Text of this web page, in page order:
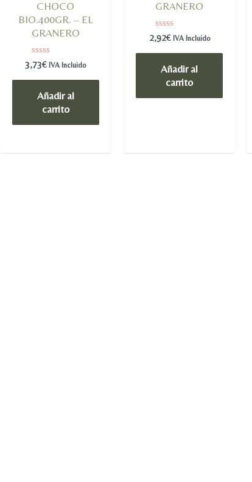
CHOCO
BIO.400GR. – EL
GRANERO
Valorado
en
0
3,73€ IVA Incluido
Añadir al
carrito
GRANERO
Valorado
en
0
2,92€ IVA Incluido
Añadir al
carrito